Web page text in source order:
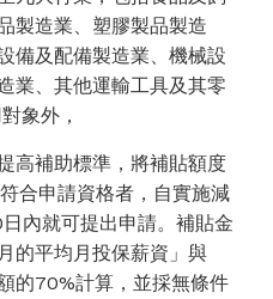
製造業、塑膠製品製造
備及配備製造業、機械設
業、其他運輸工具及其零
象外，
高補助標準，將補貼額度
合申請資格者，自實施減
內就可提出申請。補貼金
的平均月投保薪資」與
的70%計算，並採無條件